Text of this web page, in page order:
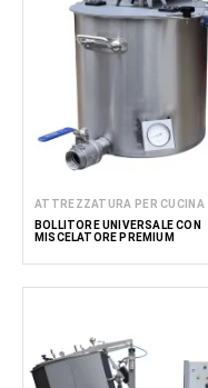
ATTREZZATURA PER CUCINA
BOLLITORE UNIVERSALE CON
MISCELATORE PREMIUM